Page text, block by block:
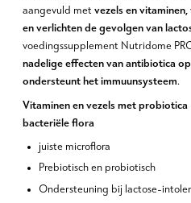
aangevuld met vezels en
en verlichten de gevolgen van
voedingssupplement Nutridome
nadelige effecten van antibiotica
ondersteunt het immuunsysteem.
Vitaminen en vezels met
bacteriële flora
juiste microflora
Prebiotisch en probiotisch
Ondersteuning bij lactose-